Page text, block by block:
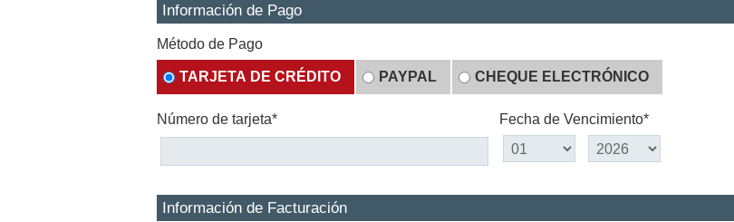
Información de Pago
Método de Pago
TARJETA DE CRÉDITO PAYPAL CHEQUE ELECTRÓNICO
Número de tarjeta* Fecha de Vencimiento*
Información de Facturación